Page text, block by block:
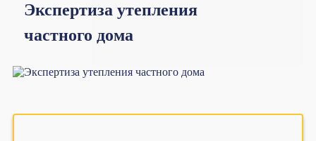
Экспертиза утепления
частного дома